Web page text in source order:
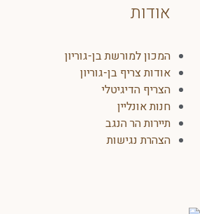
אודות
המכון למורשת בן-גוריון
אודות צריף בן-גוריון
הצריף הדיגיטלי
חנות אונליין
תיירות הר הנגב
הצהרת נגישות